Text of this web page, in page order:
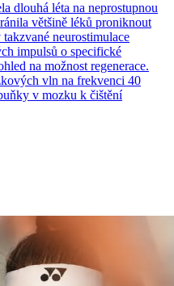
dlouhá léta na neprostupnou
většině léků proniknout
neurostimulace
impulsů o specifické
na možnost regenerace.
vln na frekvenci 40
v mozku k čištění